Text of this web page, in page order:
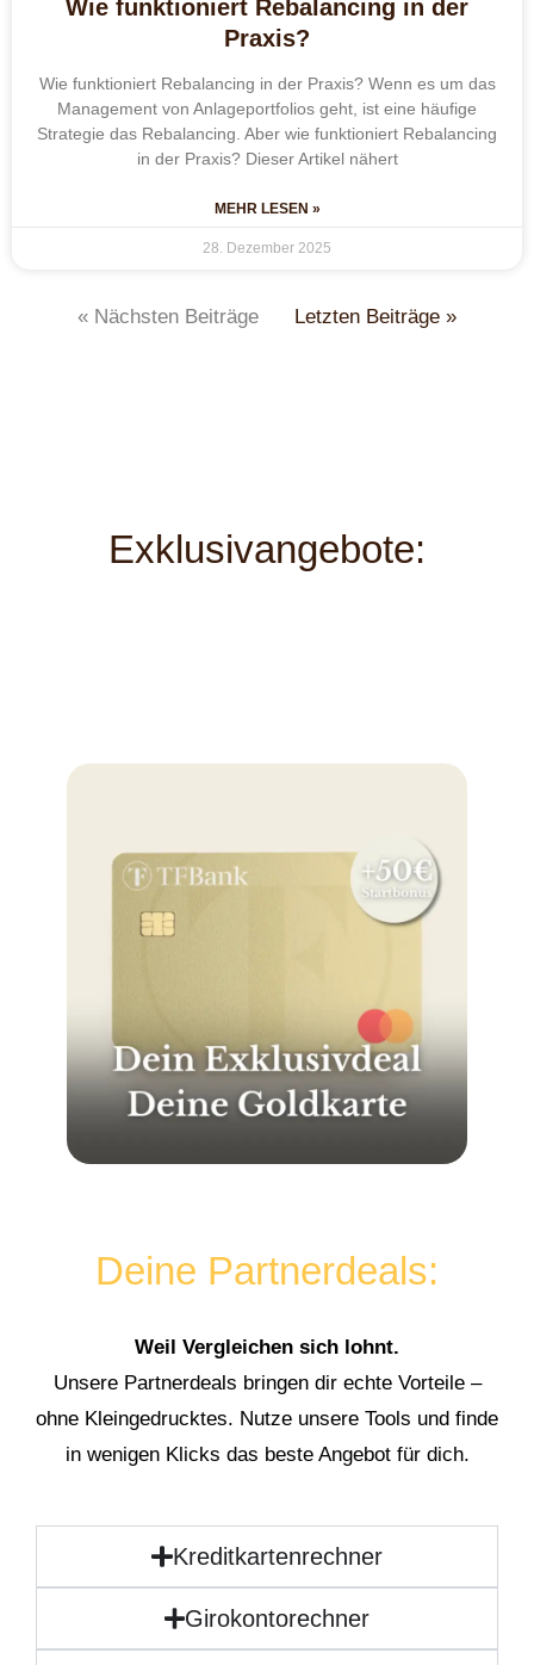
Wie funktioniert Rebalancing in der
Praxis?
Wie funktioniert Rebalancing in der Praxis? Wenn es um das
Management von Anlageportfolios geht, ist eine häufige
Strategie das Rebalancing. Aber wie funktioniert Rebalancing
in der Praxis? Dieser Artikel nähert
MEHR LESEN »
28. Dezember 2025
« Nächsten Beiträge Letzten Beiträge »
Exklusivangebote:
Deine Partnerdeals:
Weil Vergleichen sich lohnt.
Unsere Partnerdeals bringen dir echte Vorteile –
ohne Kleingedrucktes. Nutze unsere Tools und finde
in wenigen Klicks das beste Angebot für dich.
Kreditkartenrechner
Girokontorechner